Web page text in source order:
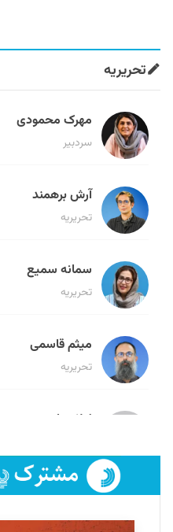
تحریریه
مهرک محمودی
سردبیر
آرش برهمند
تحریریه
سمانه سمیع
تحریریه
میثم قاسمی
تحریریه
لیلا حنارود
فائزه فتحی رستمی
تحریریه